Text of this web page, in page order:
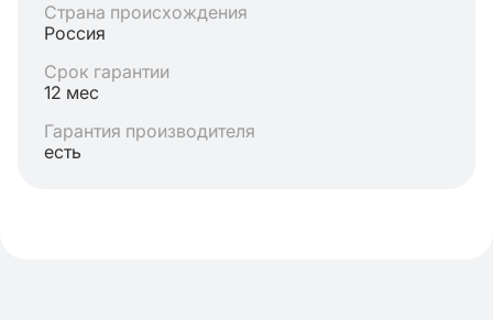
Страна происхождения
Россия
Срок гарантии
12 мес
Гарантия производителя
есть